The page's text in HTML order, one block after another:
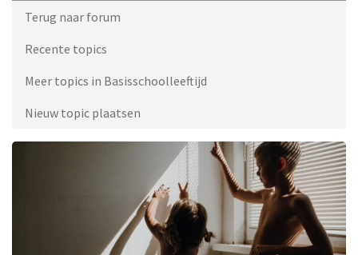
Terug naar forum
Recente topics
Meer topics in Basisschoolleeftijd
Nieuw topic plaatsen